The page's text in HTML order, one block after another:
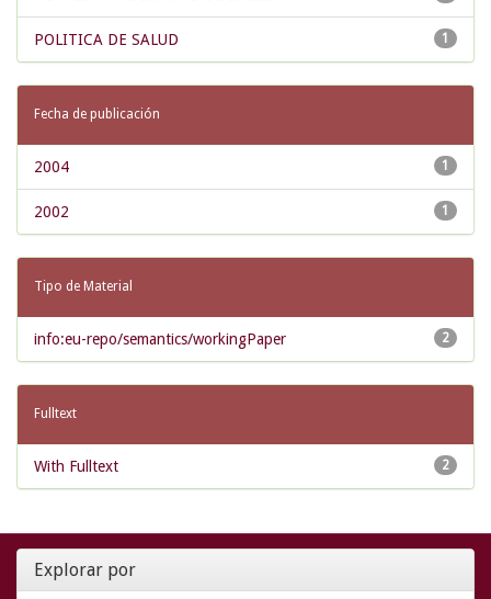
1
POLITICA DE SALUD
Fecha de publicación
1
2004
1
2002
Tipo de Material
2
info:eu-repo/semantics/workingPaper
Fulltext
2
With Fulltext
Explorar por